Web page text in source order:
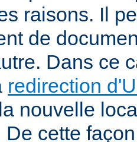
raisons. Il
de
Dans ce
redirection
nouvelle
De cette